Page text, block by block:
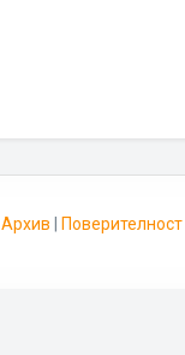
Архив Поверителност|